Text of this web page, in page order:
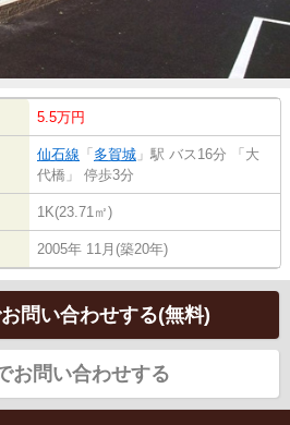
5.5万円
仙石線 「 多賀城 」駅 バス16分 「大
代橋」 停歩3分
1K(23.71㎡)
2005年 11月(築20年)
問い合わせする(無料)
お問い合わせする